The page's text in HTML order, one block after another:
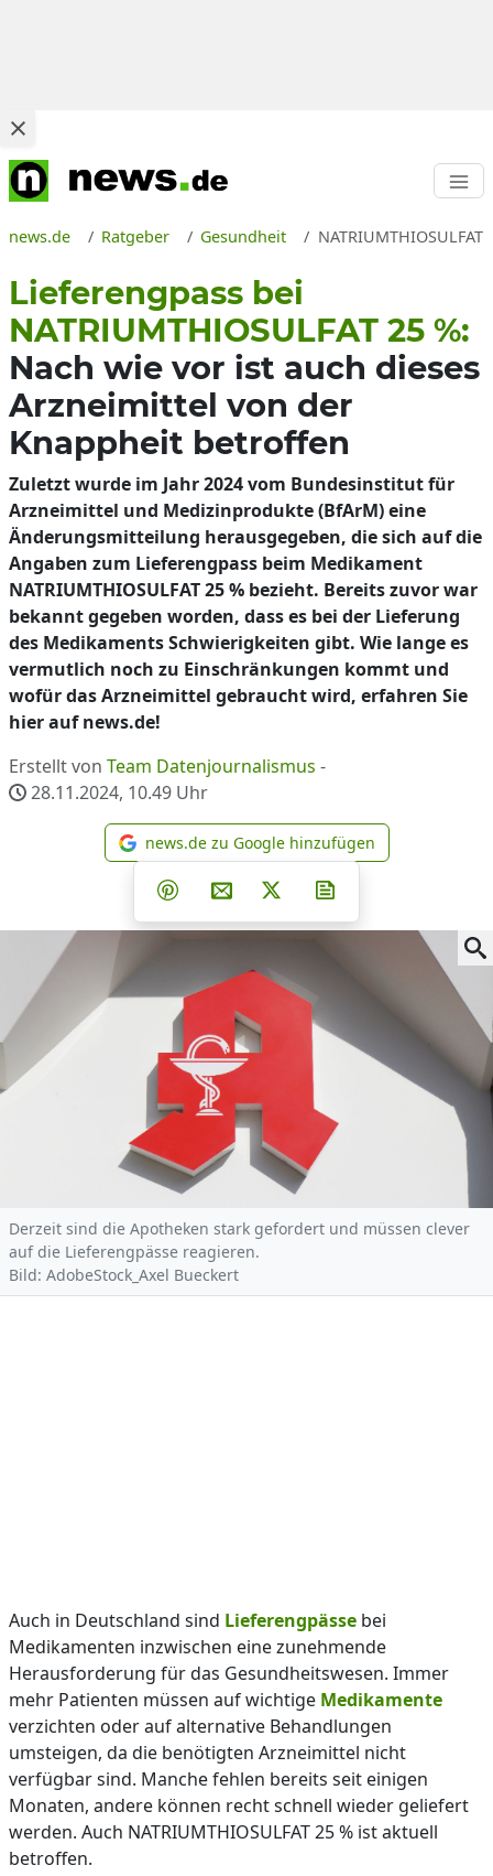
news.de Ratgeber Gesundheit
Lieferengpass bei
NATRIUMTHIOSULFAT 25 %:
Nach wie vor ist auch dieses
Arzneimittel von der
Knappheit betroffen
Zuletzt wurde im Jahr 2024 vom Bundesinstitut für
Arzneimittel und Medizinprodukte (BfArM) eine
Änderungsmitteilung herausgegeben, die sich auf die
Angaben zum Lieferengpass beim Medikament
NATRIUMTHIOSULFAT 25 % bezieht. Bereits zuvor war
bekannt gegeben worden, dass es bei der Lieferung
des Medikaments Schwierigkeiten gibt. Wie lange es
vermutlich noch zu Einschränkungen kommt und
wofür das Arzneimittel gebraucht wird, erfahren Sie
hier auf news.de!
Erstellt von Team Datenjournalismus -
28.11.2024, 10.49 Uhr
news.de zu Google
news.de zu Google hinzufügen
Teilen auf Facebook
Teilen auf Whatsapp
Teilen auf Telegram
Teilen auf Pinterest
Per E-Mail teilen
Post auf X
Derzeit sind die Apotheken stark gefordert und müssen clever
auf die Lieferengpässe reagieren.
Bild: AdobeStock_Axel Bueckert
Auch in Deutschland sind Lieferengpässe bei
Medikamenten inzwischen eine zunehmende
Herausforderung für das Gesundheitswesen. Immer
mehr Patienten müssen auf wichtige Medikamente
verzichten oder auf alternative Behandlungen
umsteigen, da die benötigten Arzneimittel nicht
verfügbar sind. Manche fehlen bereits seit einigen
Monaten, andere können recht schnell wieder geliefert
werden. Auch NATRIUMTHIOSULFAT 25 % ist aktuell
betroffen.